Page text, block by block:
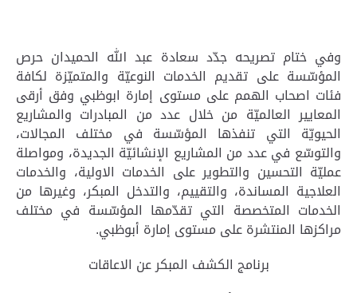
وفي ختام تصريحه جدّد سعادة عبد الله الحميدان حرص
المؤسّسة على تقديم الخدمات النوعيّة والمتميّزة لكافة
فئات اصحاب الهمم على مستوى إمارة ابوظبي وفق أرقى
المعايير العالميّة من خلال عدد من المبادرات والمشاريع
الحيويّة التي تنفذها المؤسّسة في مختلف المجالات،
والتوسّع في عدد من المشاريع الإنشائيّة الجديدة، ومواصلة
عمليّة التحسين والتطوير على الخدمات الاولية، والخدمات
العلاجية المساندة، والتقييم، والتدخل المبكر، وغيرها من
الخدمات المتخصصة التي تقدّمها المؤسّسة في مختلف
مراكزها المنتشرة على مستوى إمارة أبوظبي.
برنامج الكشف المبكر عن الاعاقات